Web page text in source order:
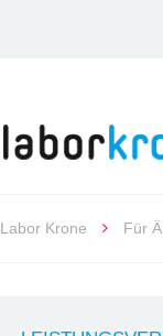
Labor Krone Für